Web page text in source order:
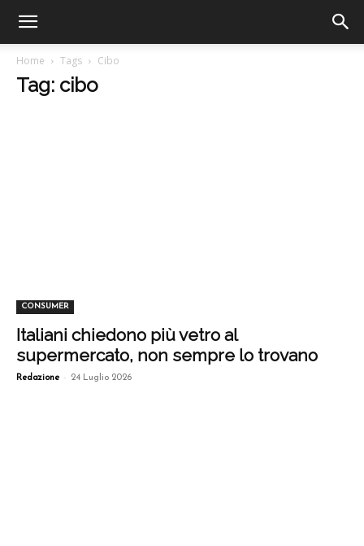
Home Tags Cibo
Tag: cibo
CONSUMER
Italiani chiedono più vetro al
supermercato, non sempre lo trovano
Redazione - 24 Luglio 2026